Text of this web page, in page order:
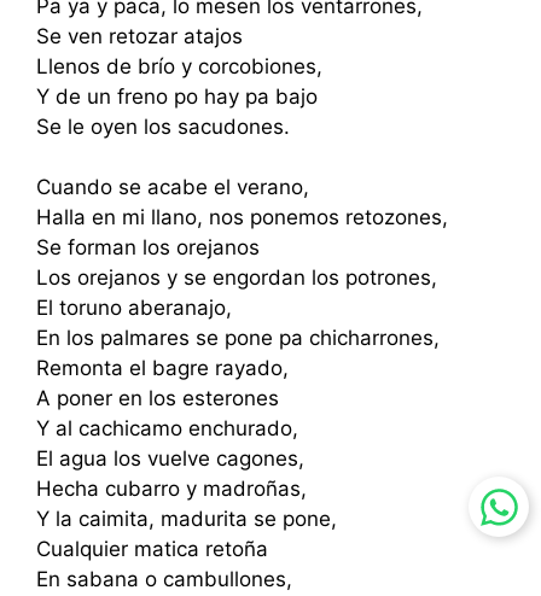
Pa ya y paca, lo mesen los ventarrones,
Se ven retozar atajos
Llenos de brío y corcobiones,
Y de un freno po hay pa bajo
Se le oyen los sacudones.
Cuando se acabe el verano,
Halla en mi llano, nos ponemos retozones,
Se forman los orejanos
Los orejanos y se engordan los potrones,
El toruno aberanajo,
En los palmares se pone pa chicharrones,
Remonta el bagre rayado,
A poner en los esterones
Y al cachicamo enchurado,
El agua los vuelve cagones,
Hecha cubarro y madroñas,
Y la caimita, madurita se pone,
Cualquier matica retoña
En sabana o cambullones,